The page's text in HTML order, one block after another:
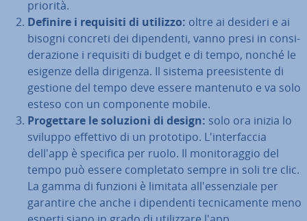
priorità.
Definire i requisiti di utilizzo: oltre ai desideri e ai
bisogni concreti dei di­pen­den­ti, vanno presi in con­si­
de­ra­zio­ne i requisiti di budget e di tempo, nonché le
esigenze della dirigenza. Il sistema pre­e­si­sten­te di
gestione del tempo deve essere mantenuto e va solo
esteso con un com­po­nen­te mobile.
Pro­get­ta­re le soluzioni di design: solo ora inizia lo
sviluppo effettivo di un prototipo. L'in­ter­fac­cia
dell'app è specifica per ruolo. Il mo­ni­to­rag­gio del
tempo può essere com­ple­ta­to sempre in soli tre clic.
La gamma di funzioni è limitata al­l'es­sen­zia­le per
garantire che anche i di­pen­den­ti tec­ni­ca­men­te meno